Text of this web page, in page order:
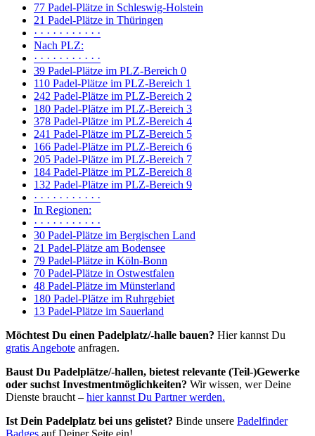
77 Padel-Plätze in Schleswig-Holstein
21 Padel-Plätze in Thüringen
· · · · · · · · · · ·
Nach PLZ:
· · · · · · · · · · ·
39 Padel-Plätze im PLZ-Bereich 0
110 Padel-Plätze im PLZ-Bereich 1
242 Padel-Plätze im PLZ-Bereich 2
180 Padel-Plätze im PLZ-Bereich 3
378 Padel-Plätze im PLZ-Bereich 4
241 Padel-Plätze im PLZ-Bereich 5
166 Padel-Plätze im PLZ-Bereich 6
205 Padel-Plätze im PLZ-Bereich 7
184 Padel-Plätze im PLZ-Bereich 8
132 Padel-Plätze im PLZ-Bereich 9
· · · · · · · · · · ·
In Regionen:
· · · · · · · · · · ·
30 Padel-Plätze im Bergischen Land
21 Padel-Plätze am Bodensee
79 Padel-Plätze in Köln-Bonn
70 Padel-Plätze in Ostwestfalen
48 Padel-Plätze im Münsterland
180 Padel-Plätze im Ruhrgebiet
13 Padel-Plätze im Sauerland
Möchtest Du einen Padelplatz/-halle bauen? Hier kannst Du
gratis Angebote anfragen.
Baust Du Padel­plätze/-hallen, bietest relevante (Teil-)Gewerke
oder suchst In­vest­ment­möglich­keiten? Wir wissen, wer Deine
Dienste braucht – hier kannst Du Partner werden.
Ist Dein Padelplatz bei uns gelistet? Binde unsere Padelfinder